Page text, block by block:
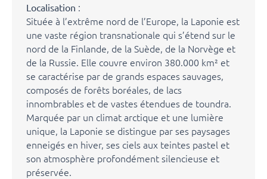
Localisation :
Située à l’extrême nord de l’Europe, la Laponie est
une vaste région transnationale qui s’étend sur le
nord de la Finlande, de la Suède, de la Norvège et
de la Russie. Elle couvre environ 380.000 km² et
se caractérise par de grands espaces sauvages,
composés de forêts boréales, de lacs
innombrables et de vastes étendues de toundra.
Marquée par un climat arctique et une lumière
unique, la Laponie se distingue par ses paysages
enneigés en hiver, ses ciels aux teintes pastel et
son atmosphère profondément silencieuse et
préservée.